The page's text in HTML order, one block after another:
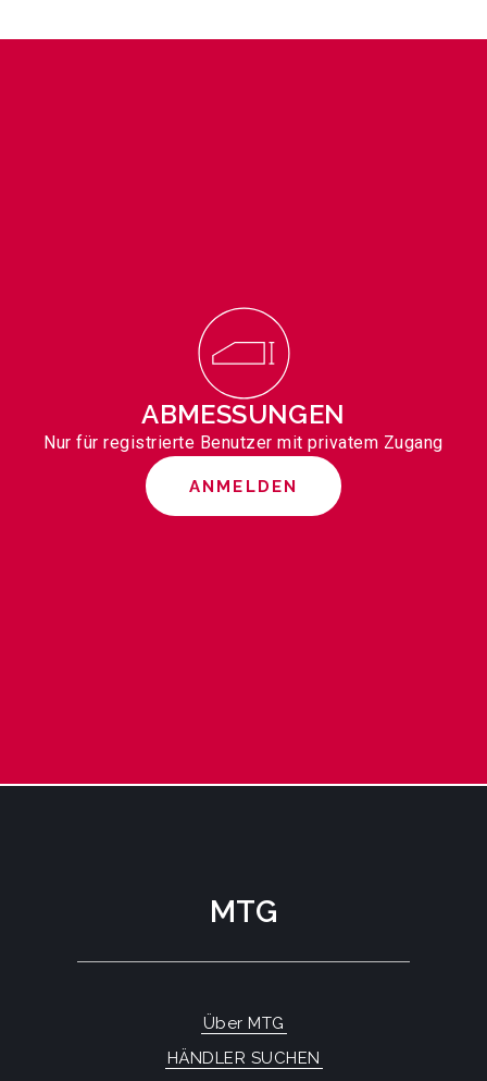
ABMESSUNGEN
Nur für registrierte Benutzer mit privatem Zugang
ANMELDEN
MTG
Über MTG
HÄNDLER SUCHEN